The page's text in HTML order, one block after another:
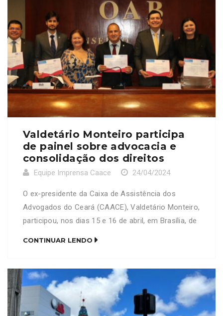
Valdetário Monteiro participa
de painel sobre advocacia e
consolidação dos direitos
Equipe Imprensa Caace 24/04/2024
O ex-presidente da Caixa de Assistência dos
Advogados do Ceará (CAACE), Valdetário Monteiro,
participou, nos dias 15 e 16 de abril, em Brasília, de
de Advocacia Pública da OAB Nacional, Maria
Dionne de Araujo, contou com […]
CONTINUAR LENDO